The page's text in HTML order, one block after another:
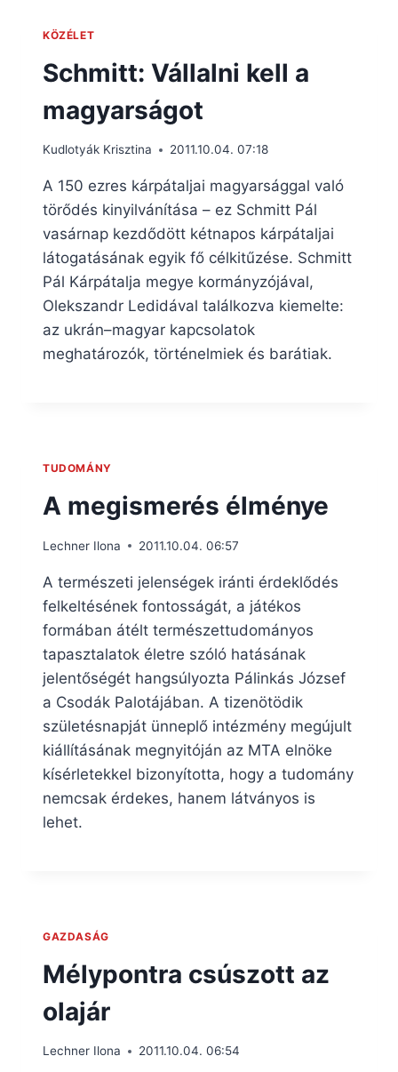
KÖZÉLET
Schmitt: Vállalni kell a
magyarságot
Kudlotyák Krisztina 2011.10.04. 07:18
A 150 ezres kárpátaljai magyarsággal való
törődés kinyilvánítása – ez Schmitt Pál
vasárnap kezdődött kétnapos kárpátaljai
látogatásának egyik fő célkitűzése. Schmitt
Pál Kárpátalja megye kormányzójával,
Olekszandr Ledidával találkozva kiemelte:
az ukrán–magyar kapcsolatok
meghatározók, történelmiek és barátiak.
TUDOMÁNY
A megismerés élménye
Lechner Ilona 2011.10.04. 06:57
A természeti jelenségek iránti érdeklődés
felkeltésének fontosságát, a játékos
formában átélt természettudományos
tapasztalatok életre szóló hatásának
jelentőségét hangsúlyozta Pálinkás József
a Csodák Palotájában. A tizenötödik
születésnapját ünneplő intézmény megújult
kiállításának megnyitóján az MTA elnöke
kísérletekkel bizonyította, hogy a tudomány
nemcsak érdekes, hanem látványos is
lehet.
GAZDASÁG
Mélypontra csúszott az
olajár
Lechner Ilona 2011.10.04. 06:54